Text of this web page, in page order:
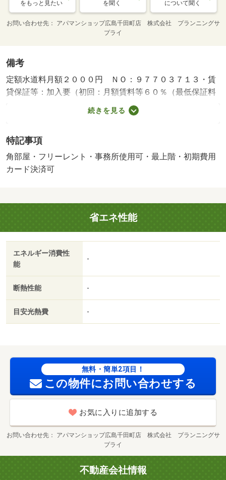
をもっと見たい を聞く について聞く
お問い合わせ先
アパマンショップ広島千田町店 株式会社 プランニングサ
プライ
備考
定額水道料月額２０００円 ＮＯ：９７７０３７１３・賃
貸保証等：加入要（初回：月額賃料等６０％（最低保証料
３００００円）＋１万円（１年毎）、口座振替手数料４０
０円＋ＴＡＸ）・維持費等：定額水道料２，０００円／
リーレントあり：１ヶ月・☆当店はお客様用駐車場がござ
いますのでお車でご来店頂けます☆・バイク置場：有・駐
輪場：有/鍵交換代（課税対象） 22000円/簡易消火器具
続きを見る
特記事項
角部屋・フリーレント・事務所使用可・最上階・初期費用
カード決済可
省エネ性能
エネルギー消費性
能
-
断熱性能 -
目安光熱費 -
無料・簡単2項目！
この物件にお問い合わせする
お気に入りに追加する
お問い合わせ先
アパマンショップ広島千田町店 株式会社 プランニングサ
プライ
不動産会社情報